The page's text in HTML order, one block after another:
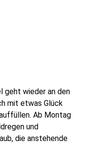
geht wieder an den
mit etwas Glück
Ab Montag
und
die anstehende